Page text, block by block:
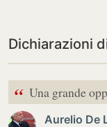
Dichiarazioni
“ Una grande
Aurelio De